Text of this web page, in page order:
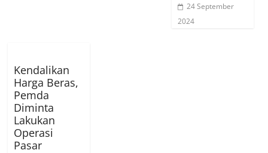
24 September
2024
Kendalikan
Harga Beras,
Pemda
Diminta
Lakukan
Operasi
Pasar